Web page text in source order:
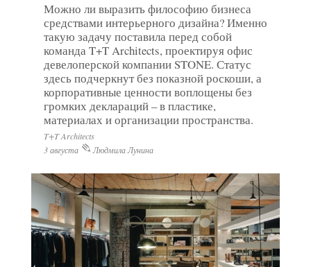
Можно ли выразить философию бизнеса
средствами интерьерного дизайна? Именно
такую задачу поставила перед собой
команда T+T Architects, проектируя офис
девелоперской компании STONE. Статус
здесь подчеркнут без показной роскоши, а
корпоративные ценности воплощены без
громких деклараций – в пластике,
материалах и организации пространства.
T+T Architects
3 августа
Людмила Лунина